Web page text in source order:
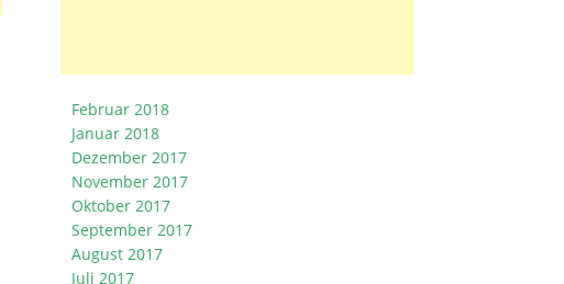
Februar 2018
Januar 2018
Dezember 2017
November 2017
Oktober 2017
September 2017
August 2017
Juli 2017